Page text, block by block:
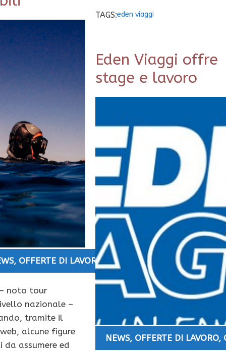
TAGS:eden viaggi
DI LAVORO
, OFFERTE DI LAVORO
noto tour
nazionale –
tramite il
alcune figure
assumere ed
Eden Viaggi offre
stage e lavoro
NEWS, OFFERTE DI LAVORO,